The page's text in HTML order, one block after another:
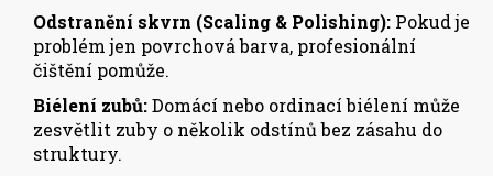
Odstranění skvrn (Scaling & Polishing): Pokud je
problém jen povrchová barva, profesionální
čištění pomůže.
Biélení zubů:Domácí nebo ordinací biélení může
zesvětlit zuby o několik odstínů bez zásahu do
struktury.